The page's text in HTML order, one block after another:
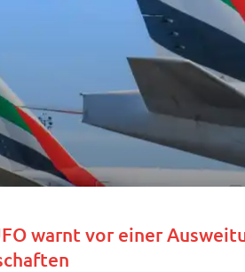
warnt vor einer